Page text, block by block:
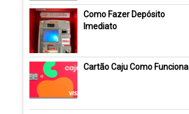
Como Fazer Depósito
Imediato
Cartão Caju Como Funciona